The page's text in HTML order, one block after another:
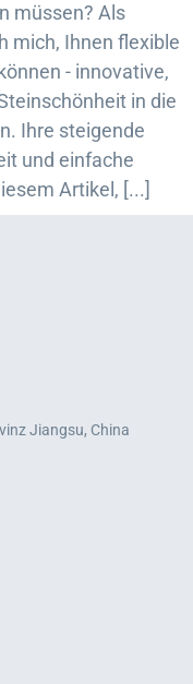
müssen? Als
mich, Ihnen flexible
- innovative,
in die
Ihre steigende
und einfache
Artikel, [...]
Jiangsu, China